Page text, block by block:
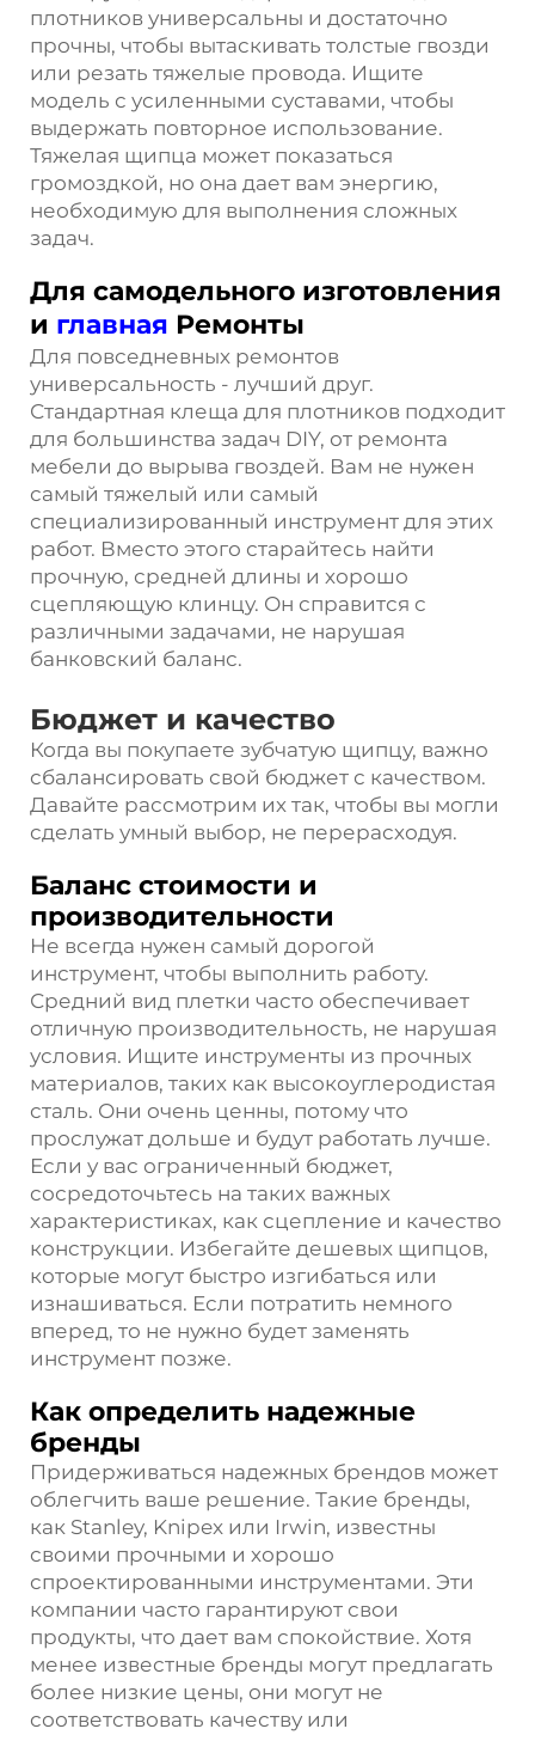
плотников универсальны и достаточно
прочны, чтобы вытаскивать толстые гвозди
или резать тяжелые провода. Ищите
модель с усиленными суставами, чтобы
выдержать повторное использование.
Тяжелая щипца может показаться
громоздкой, но она дает вам энергию,
необходимую для выполнения сложных
задач.
Для самодельного изготовления
и главная Ремонты
Для повседневных ремонтов
универсальность - лучший друг.
Стандартная клеща для плотников подходит
для большинства задач DIY, от ремонта
мебели до вырыва гвоздей. Вам не нужен
самый тяжелый или самый
специализированный инструмент для этих
работ. Вместо этого старайтесь найти
прочную, средней длины и хорошо
сцепляющую клинцу. Он справится с
различными задачами, не нарушая
банковский баланс.
Бюджет и качество
Когда вы покупаете зубчатую щипцу, важно
сбалансировать свой бюджет с качеством.
Давайте рассмотрим их так, чтобы вы могли
сделать умный выбор, не перерасходуя.
Баланс стоимости и
производительности
Не всегда нужен самый дорогой
инструмент, чтобы выполнить работу.
Средний вид плетки часто обеспечивает
отличную производительность, не нарушая
условия. Ищите инструменты из прочных
материалов, таких как высокоуглеродистая
сталь. Они очень ценны, потому что
прослужат дольше и будут работать лучше.
Если у вас ограниченный бюджет,
сосредоточьтесь на таких важных
характеристиках, как сцепление и качество
конструкции. Избегайте дешевых щипцов,
которые могут быстро изгибаться или
изнашиваться. Если потратить немного
вперед, то не нужно будет заменять
инструмент позже.
Как определить надежные
бренды
Придерживаться надежных брендов может
облегчить ваше решение. Такие бренды,
как Stanley, Knipex или Irwin, известны
своими прочными и хорошо
спроектированными инструментами. Эти
компании часто гарантируют свои
продукты, что дает вам спокойствие. Хотя
менее известные бренды могут предлагать
более низкие цены, они могут не
соответствовать качеству или